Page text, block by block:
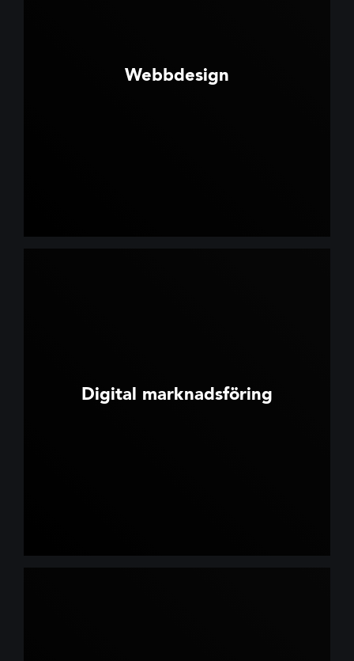
Webbdesign
Digital marknadsföring